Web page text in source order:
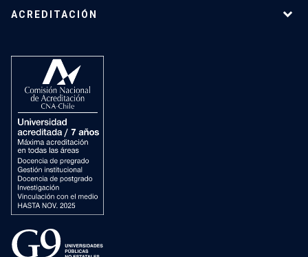
ACREDITACIÓN